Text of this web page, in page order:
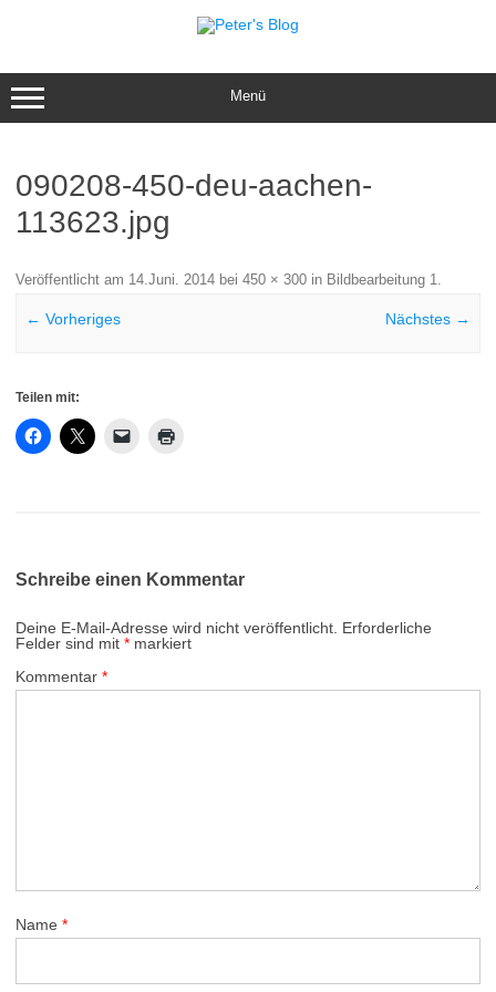
Menü
090208-450-deu-aachen-
113623.jpg
Veröffentlicht am 14.Juni. 2014 bei 450 × 300 in Bildbearbeitung 1.
← Vorheriges Nächstes →
Teilen mit:
Schreibe einen Kommentar
Deine E-Mail-Adresse wird nicht veröffentlicht. Erforderliche
Felder sind mit * markiert
Kommentar *
Name *